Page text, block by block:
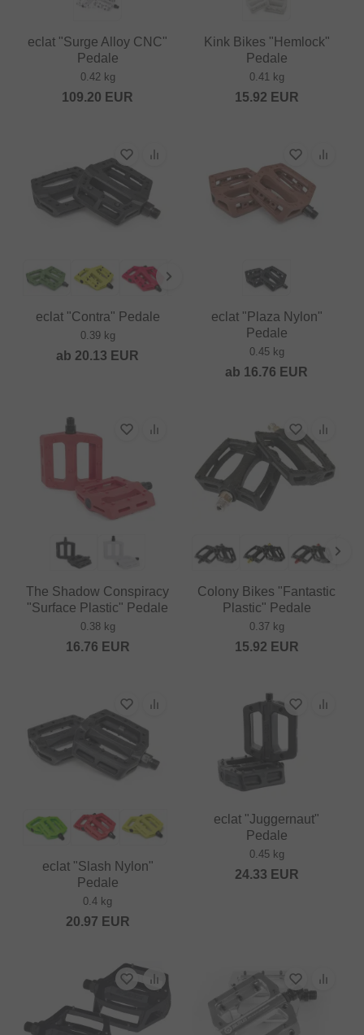
eclat "Surge Alloy CNC"
Pedale
0.42 kg
109.20 EUR
Kink Bikes "Hemlock"
Pedale
0.41 kg
15.92 EUR
eclat "Contra" Pedale
0.39 kg
ab 20.13 EUR
eclat "Plaza Nylon"
Pedale
0.45 kg
ab 16.76 EUR
The Shadow Conspiracy
"Surface Plastic" Pedale
0.38 kg
16.76 EUR
Colony Bikes "Fantastic
Plastic" Pedale
0.37 kg
15.92 EUR
eclat "Slash Nylon"
Pedale
0.4 kg
20.97 EUR
eclat "Juggernaut"
Pedale
0.45 kg
24.33 EUR